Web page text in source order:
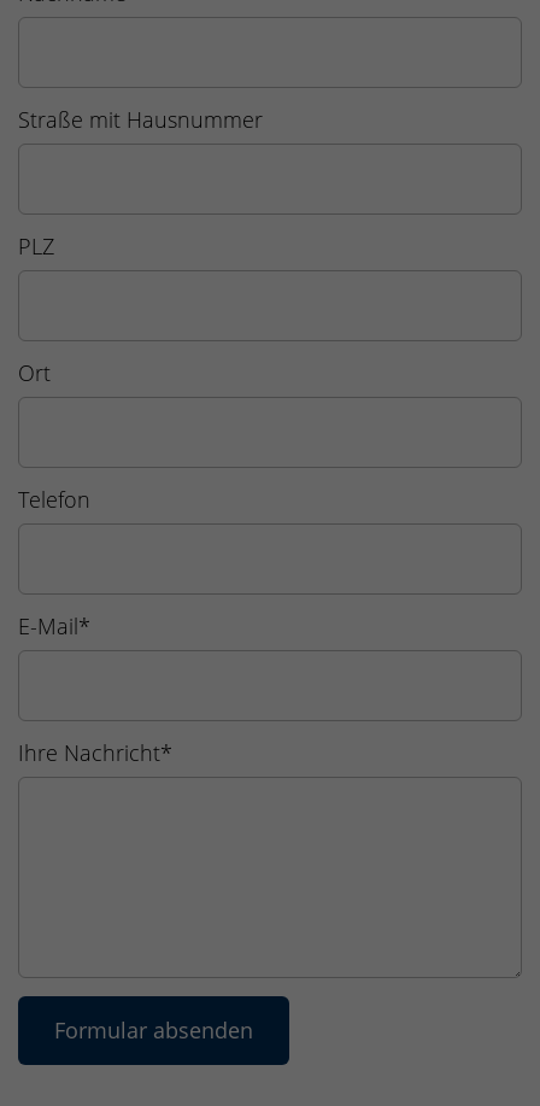
Straße mit Hausnummer
PLZ
Ort
Telefon
E-Mail*
Ihre Nachricht*